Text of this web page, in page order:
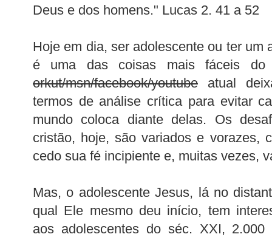
Deus e dos homens." Lucas 2. 41 a 52
Hoje em dia, ser adolescente ou ter um
é uma das coisas mais fáceis do
orkut/msn/facebook/youtube atual
termos de análise crítica para evitar
mundo coloca diante delas. Os
cristão, hoje, são variados e vorazes,
cedo sua fé incipiente e, muitas vezes,
Mas, o adolescente Jesus, lá no
qual Ele mesmo deu início, tem
aos adolescentes do séc. XXI,